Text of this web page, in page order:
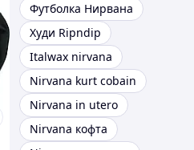
Футболка Нирвана
Худи Ripndip
Italwax nirvana
Nirvana kurt cobain
Nirvana in utero
Nirvana кофта